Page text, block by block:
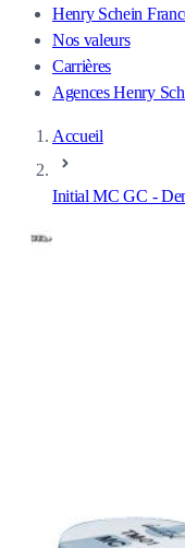
Henry Schein
Nos valeurs
Carrières
Agences Henry
Accueil
Initial MC GC -